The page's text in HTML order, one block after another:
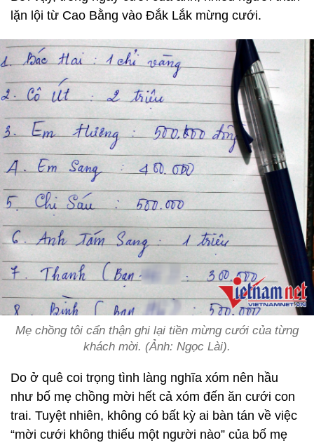
lặn lội từ Cao Bằng vào Đắk Lắk mừng cưới.
Mẹ chồng tôi cẩn thận ghi lại tiền mừng cưới của từng
khách mời. (Ảnh: Ngọc Lài).
Do ở quê coi trọng tình làng nghĩa xóm nên hầu
như bố mẹ chồng mời hết cả xóm đến ăn cưới con
trai. Tuyệt nhiên, không có bất kỳ ai bàn tán về việc
“mời cưới không thiếu một người nào” của bố mẹ